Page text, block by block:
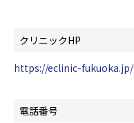
クリニックHP
https://eclinic-fukuoka.jp/
電話番号